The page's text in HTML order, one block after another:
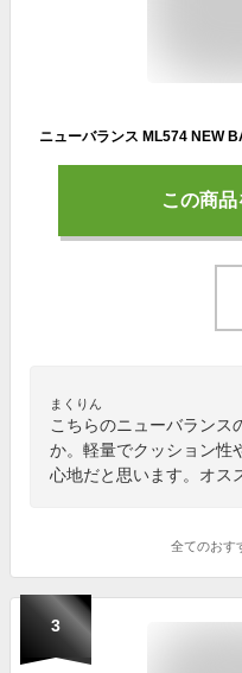
この商
まくりん
こちらのニューバランス
か。軽量でクッション性
心地だと思います。オス
全てのおす
3